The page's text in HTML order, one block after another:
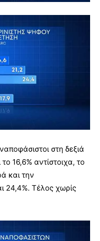
στη δεξιά
16,6% αντίστοιχα, το
και την
24,4%. Τέλος χωρίς